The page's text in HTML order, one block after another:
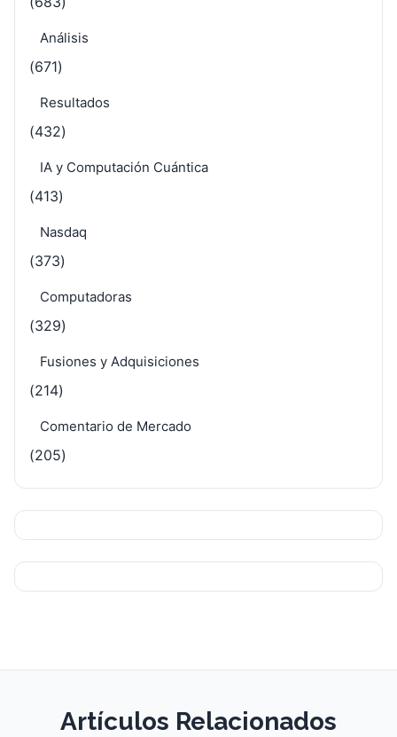
Análisis
(671)
Resultados
(432)
IA y Computación Cuántica
(413)
Nasdaq
(373)
Computadoras
(329)
Fusiones y Adquisiciones
(214)
Comentario de Mercado
(205)
Artículos Relacionados